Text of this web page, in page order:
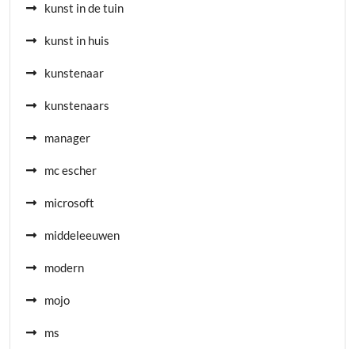
kunst in de tuin
kunst in huis
kunstenaar
kunstenaars
manager
mc escher
microsoft
middeleeuwen
modern
mojo
ms